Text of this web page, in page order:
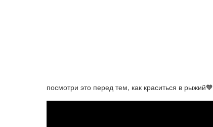
посмотри это перед тем, как краситься в рыжий🧡